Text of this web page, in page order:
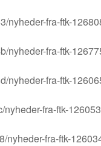
nyheder-fra-ftk-
nyheder-fra-ftk-
nyheder-fra-ftk-
fra-ftk-
nyheder-fra-ftk-